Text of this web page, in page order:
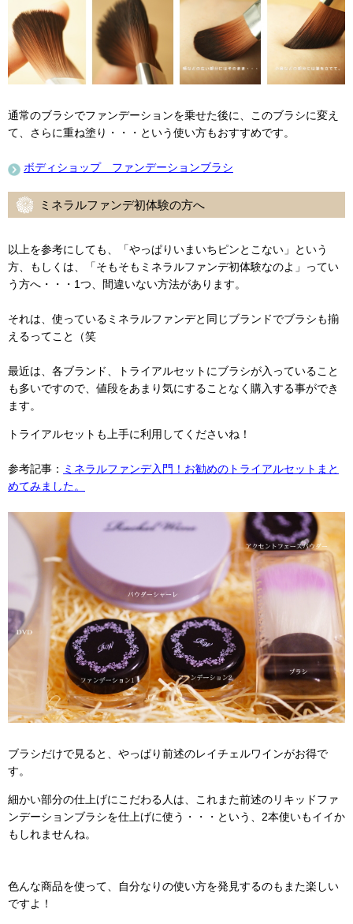
通常のブラシでファンデーションを乗せた後に、このブラシに変え
て、さらに重ね塗り・・・という使い方もおすすめです。
ボディショップ ファンデーションブラシ
ミネラルファンデ初体験の方へ
以上を参考にしても、「やっぱりいまいちピンとこない」という
方、もしくは、「そもそもミネラルファンデ初体験なのよ」ってい
う方へ・・・1つ、間違いない方法があります。
それは、使っているミネラルファンデと同じブランドでブラシも揃
えるってこと（笑
最近は、各ブランド、トライアルセットにブラシが入っていること
も多いですので、値段をあまり気にすることなく購入する事ができ
ます。
トライアルセットも上手に利用してくださいね！
参考記事： ミネラルファンデ入門！お勧めのトライアルセットまと
めてみました。
ブラシだけで見ると、やっぱり前述のレイチェルワインがお得で
す。
細かい部分の仕上げにこだわる人は、これまた前述のリキッドファ
ンデーションブラシを仕上げに使う・・・という、2本使いもイイか
もしれませんね。
色んな商品を使って、自分なりの使い方を発見するのもまた楽しい
ですよ！